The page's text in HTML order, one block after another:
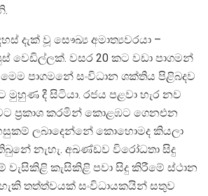
දැක් වූ සෞඛ්‍ය අමාත්‍යවරයා –
වෙඩිල්ලක්. වසර 20 කට වඩා පාගමන්
පාගමනේ සංවිධාන ශක්තිය පිළිබදව
මුහුණ දී සිටියා. රජය පළවා හැර නව
ප්‍රකාශ කරමින් කොළඹට ගෙනඑන
ලබාදෙන්නේ කොහොමද කියලා
නැහැ. අඛණ්ඩව විරෝධතා සිදු
වැසිකිළි කැසිකිළි පවා සිදු කිරීමේ ස්ථාන
තත්ත්වයක් සංවිධායකයින් සතුව